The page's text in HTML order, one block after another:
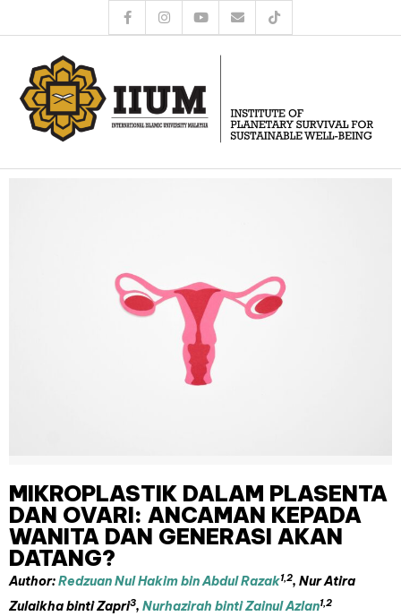
MIKROPLASTIK DALAM PLASENTA
DAN OVARI: ANCAMAN KEPADA
WANITA DAN GENERASI AKAN
DATANG?
Author:Redzuan Nul Hakim bin Abdul Razak1,2, Nur Atira
Zulaikha binti Zapri3, Nurhazirah binti Zainul Azlan1,2